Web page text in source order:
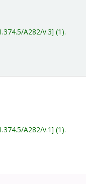
A282/v.3 (1).
A282/v.1 (1).